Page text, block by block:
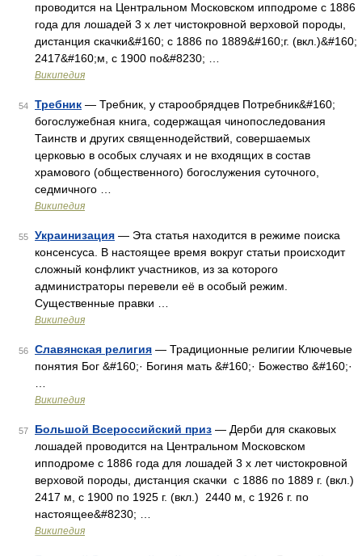
проводится на Центральном Московском ипподроме с 1886
года для лошадей 3 х лет чистокровной верховой породы,
дистанция скачки&#160; с 1886 по 1889&#160;г. (вкл.)&#160;
2417&#160;м, с 1900 по&#8230; …
Википедия
54 Требник — Требник, у старообрядцев Потребник&#160;
богослужебная книга, содержащая чинопоследования
Таинств и других священнодействий, совершаемых
церковью в особых случаях и не входящих в состав
храмового (общественного) богослужения суточного,
седмичного …
Википедия
55 Украинизация — Эта статья находится в режиме поиска
консенсуса. В настоящее время вокруг статьи происходит
сложный конфликт участников, из за которого
администраторы перевели её в особый режим.
Существенные правки …
Википедия
56 Славянская религия — Традиционные религии Ключевые
понятия Бог &#160;· Богиня мать &#160;· Божество &#160;·
Википедия
57 Большой Всероссийский приз — Дерби для скаковых
лошадей проводится на Центральном Московском
ипподроме с 1886 года для лошадей 3 х лет чистокровной
верховой породы, дистанция скачки с 1886 по 1889 г. (вкл.)
2417 м, с 1900 по 1925 г. (вкл.) 2440 м, с 1926 г. по
настоящее&#8230; …
Википедия